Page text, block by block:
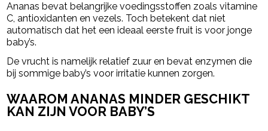
Ananas bevat belangrijke voedingsstoffen zoals vitamine
C, antioxidanten en vezels. Toch betekent dat niet
automatisch dat het een ideaal eerste fruit is voor jonge
baby’s.
De vrucht is namelijk relatief zuur en bevat enzymen die
bij sommige baby’s voor irritatie kunnen zorgen.
WAAROM ANANAS MINDER GESCHIKT
KAN ZIJN VOOR BABY’S